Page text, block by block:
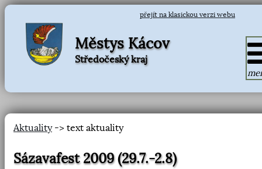
přejít na klasickou verzi webu
Městys Kácov
Středočeský kraj
Aktuality-> text aktuality
Sázavafest 2009 (29.7.-2.8)